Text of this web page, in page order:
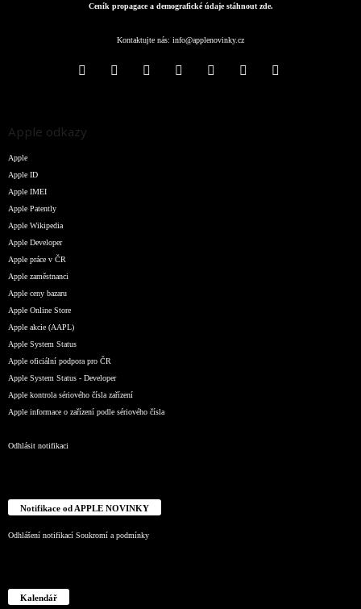
Ceník propagace a demografické údaje stáhnout zde.
Kontaktujte nás: info@applenovinky.cz
Apple odkazy
Apple
Apple ID
Apple IMEI
Apple Patently
Apple Wikipedia
Apple Developer
Apple práce v ČR
Apple zaměstnanci
Apple ceny bazaru
Apple Online Store
Apple akcie (AAPL)
Apple System Status
Apple oficiální podpora pro ČR
Apple System Status - Developer
Apple kontrola sériového čísla zařízení
Apple informace o zařízení podle sériového čísla
Odhlásit notifikaci
Notifikace od APPLE NOVINKY
Odhlášení notifikací Soukromí a podmínky
Kalendář